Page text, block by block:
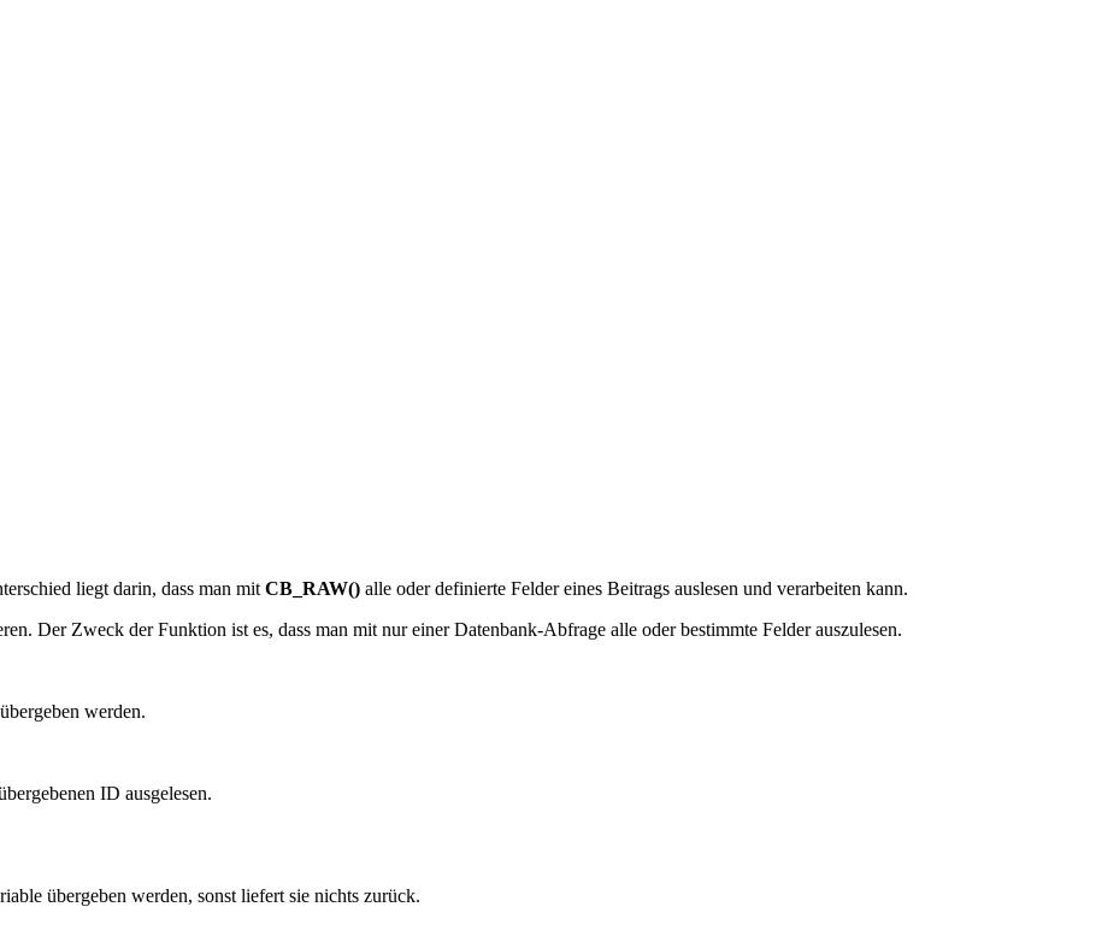
liegt darin, dass man mit CB_RAW() alle oder definierte Felder eines Beitrags auslesen und verarbeiten kann.
Der Zweck der Funktion ist es, dass man mit nur einer Datenbank-Abfrage alle oder bestimmte Felder auszulesen.
werden.
ID ausgelesen.
übergeben werden, sonst liefert sie nichts zurück.